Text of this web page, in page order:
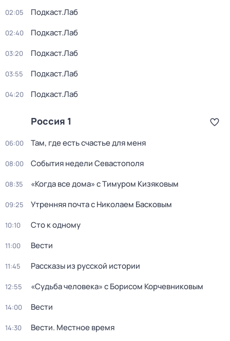
02:05 Подкаст.Лаб
02:40 Подкаст.Лаб
03:20 Подкаст.Лаб
03:55 Подкаст.Лаб
04:20 Подкаст.Лаб
Россия 1
06:00 Там, где есть счастье для меня
08:00 События недели Севастополя
08:35 «Когда все дома» с Тимуром Кизяковым
09:25 Утренняя почта с Николаем Басковым
10:10 Сто к одному
11:00 Вести
11:45 Рассказы из русской истории
12:55 «Судьба человека» с Борисом Корчевниковым
14:00 Вести
14:30 Вести. Местное время